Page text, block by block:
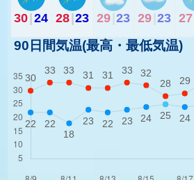
30|24 28|23 29 23 29 23 27
90日間気温(最高・最低気温)